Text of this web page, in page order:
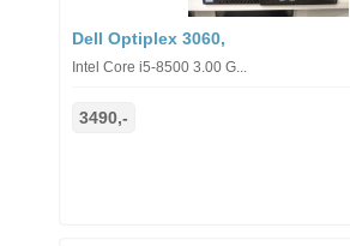
Dell Optiplex 3060,
Intel Core i5-8500 3.00 G...
3490,-